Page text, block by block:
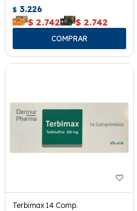
$ 3.226
$ 2.742 $ 2.742
Terbimax 14 Comp.